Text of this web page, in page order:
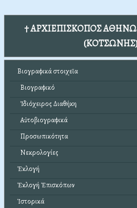
† ΑΡΧΙΕΠΙΣΚΟΠΟΣ
Βιογραφικά στοιχεῖα
Βιογραφικό
Ἰδιόχειρος Διαθήκη
Αὐτοβιογραφικά
Προσωπικότητα
Νεκρολογίες
Ἐκλογή
Ἐκλογή Ἐπισκόπων
Ἱστορικά